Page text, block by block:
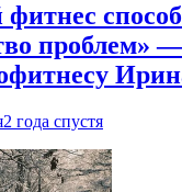
проблем» —
2 года спустя